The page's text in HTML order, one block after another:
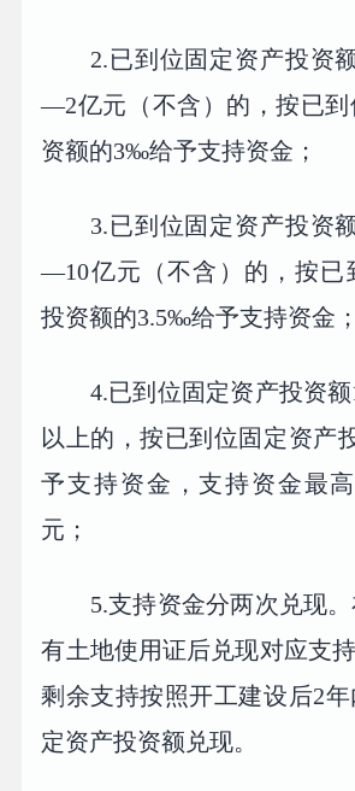
2.已到位固定资产投资
—2亿元（不含）的，按已到
资额的3‰给予支持资金；
3.已到位固定资产投资
—10亿元（不含）的，按已
投资额的3.5‰给予支持资金；
4.已到位固定资产投资额
以上的，按已到位固定资产
予支持资金，支持资金最
元；
5.支持资金分两次兑现
有土地使用证后兑现对应支持
剩余支持按照开工建设后2
定资产投资额兑现。